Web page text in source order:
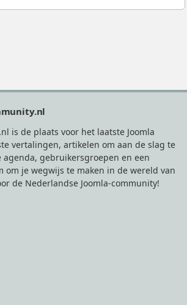
is de plaats voor het laatste Joomla
vertalingen, artikelen om aan de slag te
agenda, gebruikersgroepen en een
om je wegwijs te maken in de wereld van
de Nederlandse Joomla-community!